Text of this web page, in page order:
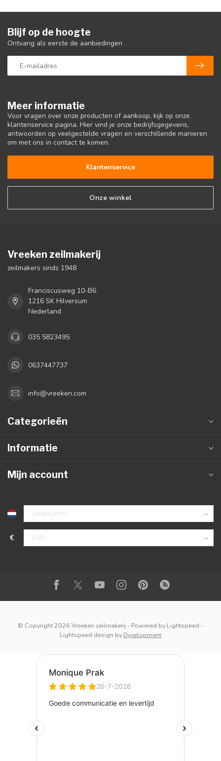
Meer informatie
Voor vragen over onze producten of aankoop, kijk op onze
klantenservice pagina. Hier vind je onze bedrijfsgegevens,
antwoorden op veelgestelde vragen en verschillende manieren
om met ons in contact te komen.
Klantenservice
Onze winkel
Blijf op de hoogte
Ontvang als eerste de aanbiedingen
Vreeken zeilmakerij
zeilmakers sinds 1948
Franciscusweg 10-B6
1216 SK Hilversum
Nederland
035 5823495
0637447737
info@vreeken.com
Categorieën
Informatie
Mijn account
€
© Copyright 2026 Vreeken zeilmakerij - Powered by Lightspeed -
Lightspeed design by Dyvelopment